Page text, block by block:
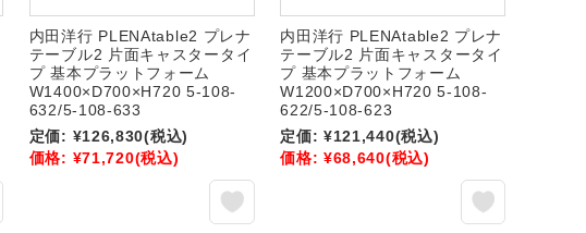
内田洋行 PLENAtable2 プレナ
テーブル2 片面キャスタータイ
プ 基本プラットフォーム
W1400×D700×H720 5-108-
632/5-108-633
定価: ¥126,830(税込)
価格: ¥71,720(税込)
内田洋行 PLENAtable2 プレナ
テーブル2 片面キャスタータイ
プ 基本プラットフォーム
W1200×D700×H720 5-108-
622/5-108-623
定価: ¥121,440(税込)
価格: ¥68,640(税込)